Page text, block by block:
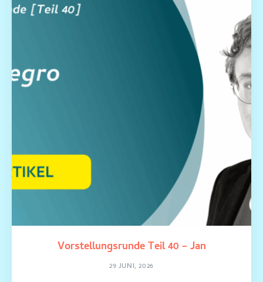
Vorstellungsrunde Teil 40 – Jan
29 JUNI, 2026